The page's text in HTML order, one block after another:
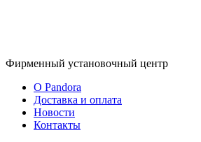
Фирменный установочный центр
O Pandora
Доставка и оплата
Новости
Контакты